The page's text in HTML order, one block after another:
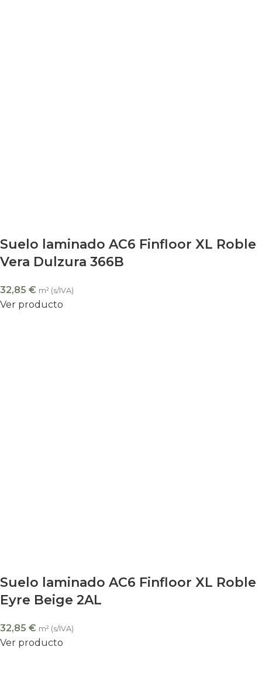
Suelo laminado AC6 Finfloor XL Roble
Vera Dulzura 366B
32,85 € m² (s/IVA)
Ver producto
Suelo laminado AC6 Finfloor XL Roble
Eyre Beige 2AL
32,85 € m² (s/IVA)
Ver producto